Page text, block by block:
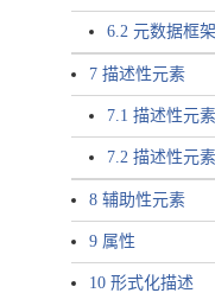
6.2 元数据框
7 描述性元素
7.1 描述性元
7.2 描述性元
8 辅助性元素
9 属性
10 形式化描述